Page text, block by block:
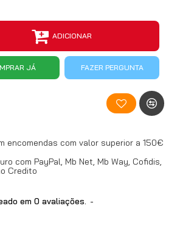
encomendas com valor superior a 150€
com PayPal, Mb Net, Mb Way, Cofidis,
Credito
em 0 avaliações. -
ADICIONAR
JÁ FAZER PERGUNTA